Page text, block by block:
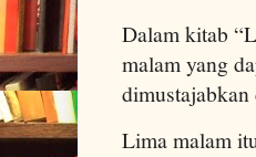
Dalam kitab
malam yang
dimustajabkan
Lima malam